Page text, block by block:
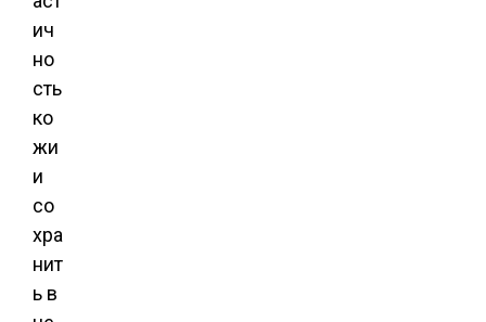
ич
но
сть
ко
жи
и
со
хра
нит
ь в